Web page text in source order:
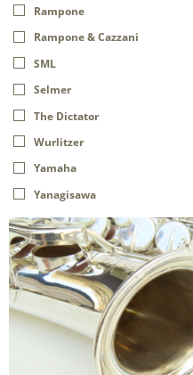
Rampone
Rampone & Cazzani
SML
Selmer
The Dictator
Wurlitzer
Yamaha
Yanagisawa